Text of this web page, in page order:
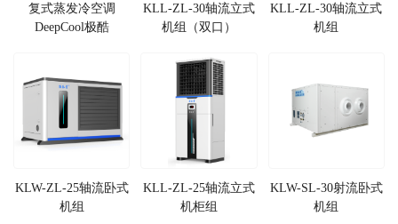
复式蒸发冷空调
DeepCool极酷
KLL-ZL-30轴流立式
机组（双口）
KLL-ZL-30轴流立式
机组
KLW-ZL-25轴流卧式
机组
KLL-ZL-25轴流立式
机柜组
KLW-SL-30射流卧式
机组